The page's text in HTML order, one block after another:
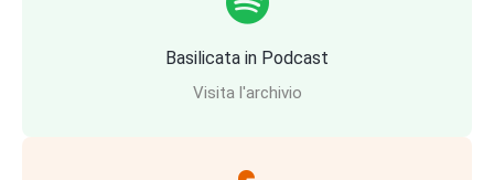
Basilicata in Podcast
Visita l'archivio